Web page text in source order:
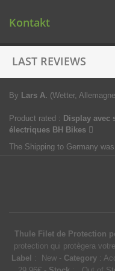
Kontakt
LAST REVIEWS
By Lars A. (Wetter,
Product rated : Display avec
électriques BH Bikes
The Shipping to Germany
Thule Filet de Protection
protection qui protègera
Label : New- Category: